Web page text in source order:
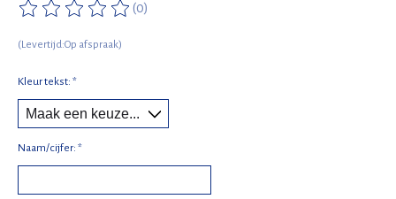
De beoordeling van dit product is
(0)
(Levertijd:Op afspraak)
Kleur tekst: *
Naam/cijfer: *